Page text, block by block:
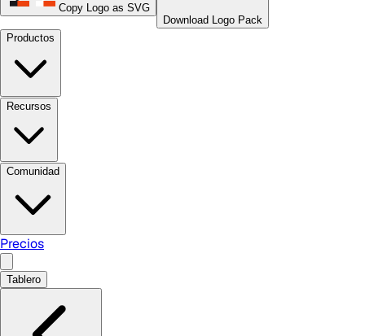
Copy Logo as SVG
Download Logo Pack
Productos
Recursos
Comunidad
Precios
Tablero